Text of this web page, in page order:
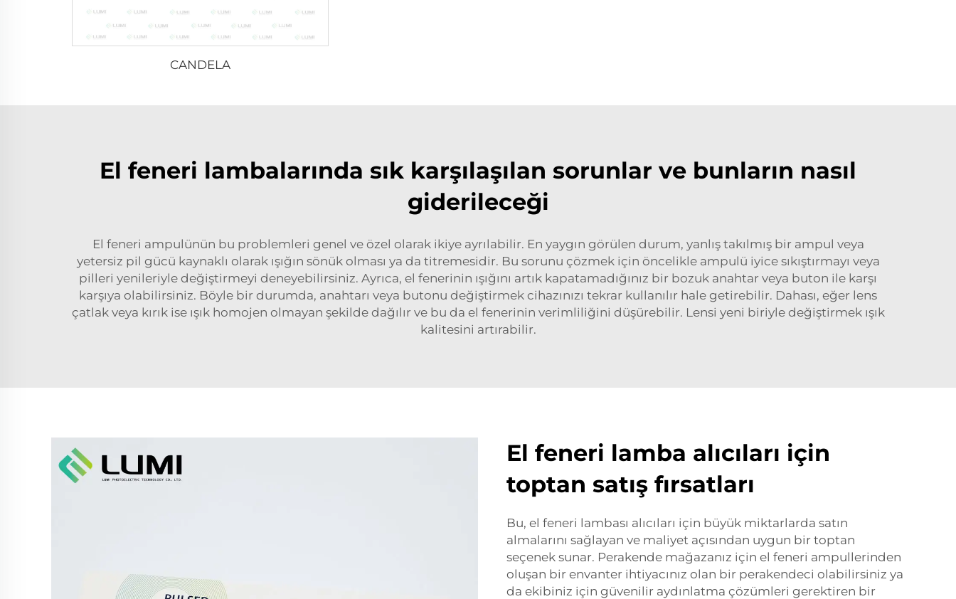
CANDELA
El feneri lambalarında sık karşılaşılan sorunlar ve bunların nasıl
giderileceği
El feneri ampulünün bu problemleri genel ve özel olarak ikiye ayrılabilir. En yaygın görülen durum, yanlış takılmış bir ampul veya
yetersiz pil gücü kaynaklı olarak ışığın sönük olması ya da titremesidir. Bu sorunu çözmek için öncelikle ampulü iyice sıkıştırmayı veya
pilleri yenileriyle değiştirmeyi deneyebilirsiniz. Ayrıca, el fenerinin ışığını artık kapatamadığınız bir bozuk anahtar veya buton ile karşı
karşıya olabilirsiniz. Böyle bir durumda, anahtarı veya butonu değiştirmek cihazınızı tekrar kullanılır hale getirebilir. Dahası, eğer lens
çatlak veya kırık ise ışık homojen olmayan şekilde dağılır ve bu da el fenerinin verimliliğini düşürebilir. Lensi yeni biriyle değiştirmek ışık
kalitesini artırabilir.
El feneri lamba alıcıları için
toptan satış fırsatları
Bu, el feneri lambası alıcıları için büyük miktarlarda satın
almalarını sağlayan ve maliyet açısından uygun bir toptan
seçenek sunar. Perakende mağazanız için el feneri ampullerinden
oluşan bir envanter ihtiyacınız olan bir perakendeci olabilirsiniz ya
da ekibiniz için güvenilir aydınlatma çözümleri gerektiren bir